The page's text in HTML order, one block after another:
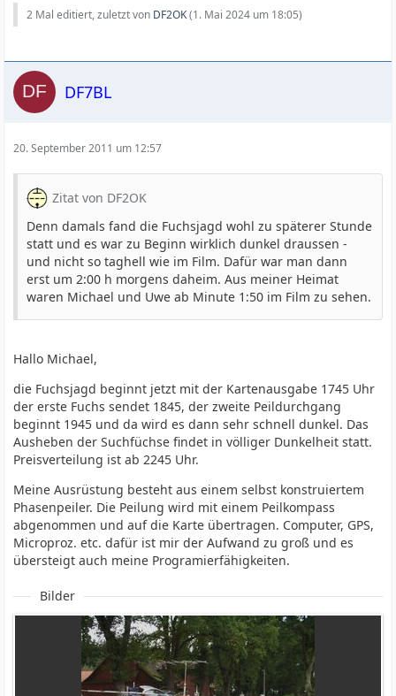
2 Mal editiert, zuletzt von DF2OK(1. Mai 2024 um 18:05)
DF7BL
20. September 2011 um 12:57
Zitat von DF2OK
Denn damals fand die Fuchsjagd wohl zu späterer Stunde
statt und es war zu Beginn wirklich dunkel draussen -
und nicht so taghell wie im Film. Dafür war man dann
erst um 2:00 h morgens daheim. Aus meiner Heimat
waren Michael und Uwe ab Minute 1:50 im Film zu sehen.
Hallo Michael,
die Fuchsjagd beginnt jetzt mit der Kartenausgabe 1745 Uhr
der erste Fuchs sendet 1845, der zweite Peildurchgang
beginnt 1945 und da wird es dann sehr schnell dunkel. Das
Ausheben der Suchfüchse findet in völliger Dunkelheit statt.
Preisverteilung ist ab 2245 Uhr.
Meine Ausrüstung besteht aus einem selbst konstruiertem
Phasenpeiler. Die Peilung wird mit einem Peilkompass
abgenommen und auf die Karte übertragen. Computer, GPS,
Microproz. etc. dafür ist mir der Aufwand zu groß und es
übersteigt auch meine Programierfähigkeiten.
Bilder